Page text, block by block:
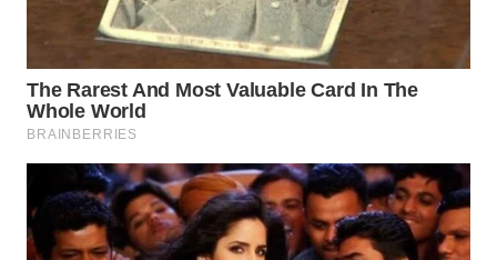
WAHANA
WAHANA
TANI
WAHANA
ADVOKAT